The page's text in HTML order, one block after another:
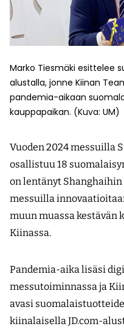
Marko Tiesmäki esittelee
alustalla, jonne Kiinan
pandemia-aikaan
kauppapaikan. (Kuva: UM)
Vuoden 2024 messuilla
osallistuu 18
on lentänyt
messuilla
muun muassa kestävän
Kiinassa.
Pandemia-aika lisäsi
messutoiminnassa ja
avasi
kiinalaisella JD.com-